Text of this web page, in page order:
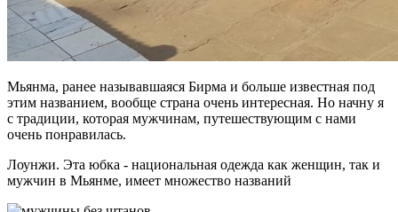
Мьянма, ранее называвшаяся Бирма и больше известная под
этим названием, вообще страна очень интересная. Но начну я
с традиции, которая мужчинам, путешествующим с нами
очень понравилась.
Лоунжи. Эта юбка - национальная одежда как женщин, так и
мужчин в Мьянме, имеет множество названий